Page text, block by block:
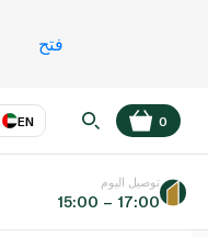
فتح
EN
عر
0
توصيل اليوم
15:00 – 17:00